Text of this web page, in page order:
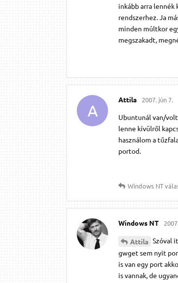
inkább arra
rendszerhez. Ja
minden múltkor
megszakadt,
A
Attila 2007. jún 7.
Ubuntunál van/
lenne kívülről
használom a
portod.
Windows NT
Windows NT
Attila Szóval
gwget sem nyit
is van egy port
is vannak, de